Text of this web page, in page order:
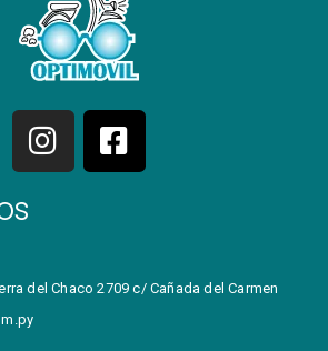
del Chaco 2709 c/ Cañada del Carmen